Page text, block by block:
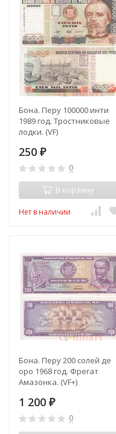
Бона. Перу 100000 инти
1989 год. Тростниковые
лодки. (VF)
250 ₽
0
В корзину
Нет в наличии
Бона. Перу 200 солей де
оро 1968 год. Фрегат
Амазонка. (VF+)
1 200 ₽
0